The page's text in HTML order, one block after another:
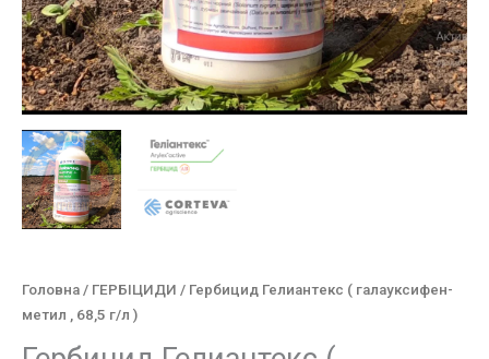
Головна / ГЕРБІЦИДИ / Гербицид Гелиантекс ( галауксифен-
метил , 68,5 г/л )